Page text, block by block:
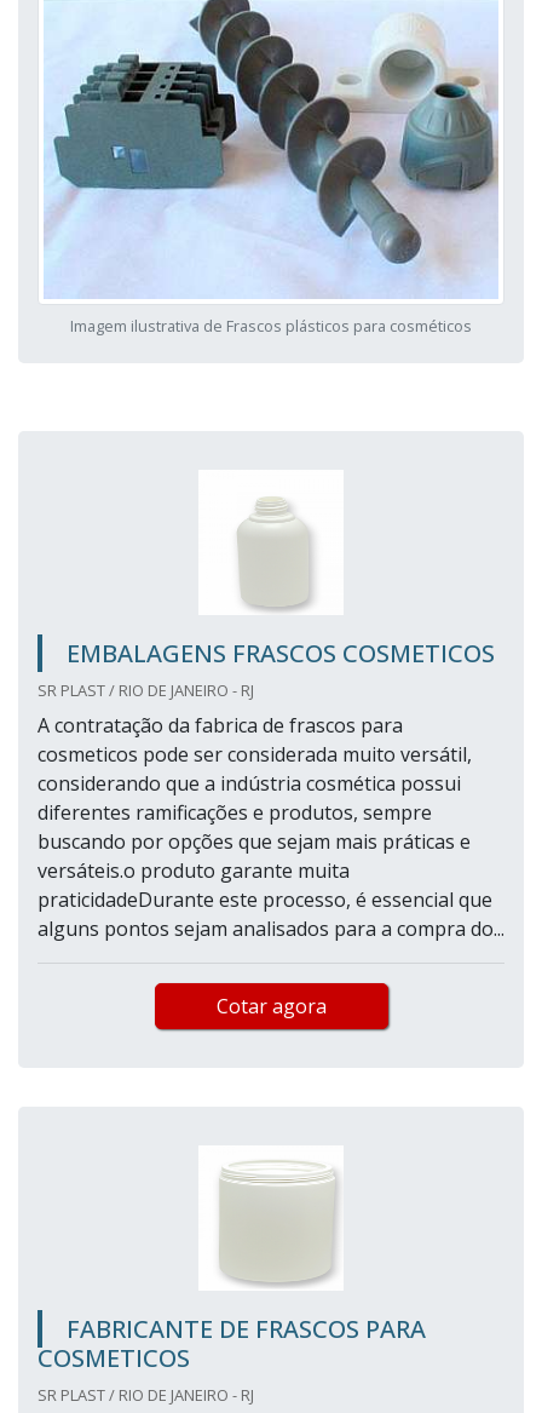
Imagem ilustrativa de Frascos plásticos para cosméticos
EMBALAGENS FRASCOS COSMETICOS
SR PLAST / RIO DE JANEIRO - RJ
A contratação da fabrica de frascos para
cosmeticos pode ser considerada muito versátil,
considerando que a indústria cosmética possui
diferentes ramificações e produtos, sempre
buscando por opções que sejam mais práticas e
versáteis.o produto garante muita
praticidadeDurante este processo, é essencial que
alguns pontos sejam analisados para a compra do...
Cotar agora
FABRICANTE DE FRASCOS PARA
COSMETICOS
SR PLAST / RIO DE JANEIRO - RJ